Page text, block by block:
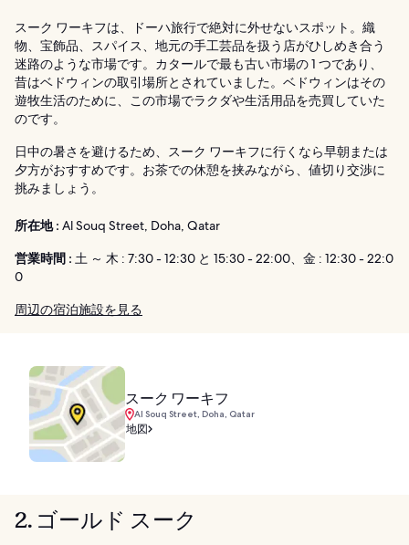
スーク ワーキフは、ドーハ旅行で絶対に外せないスポット。織
物、宝飾品、スパイス、地元の手工芸品を扱う店がひしめき合う
迷路のような市場です。カタールで最も古い市場の 1 つであり、
昔はベドウィンの取引場所とされていました。ベドウィンはその
遊牧生活のために、この市場でラクダや生活用品を売買していた
のです。
日中の暑さを避けるため、スーク ワーキフに行くなら早朝または
夕方がおすすめです。お茶での休憩を挟みながら、値切り交渉に
挑みましょう。
所在地 : Al Souq Street, Doha, Qatar
営業時間 : 土 ～ 木 : 7:30 - 12:30 と 15:30 - 22:00、金 : 12:30 - 22:0
0
周辺の宿泊施設を見る
スーク ワーキフ
Al Souq Street, Doha, Qatar
地図
2. ゴールド スーク